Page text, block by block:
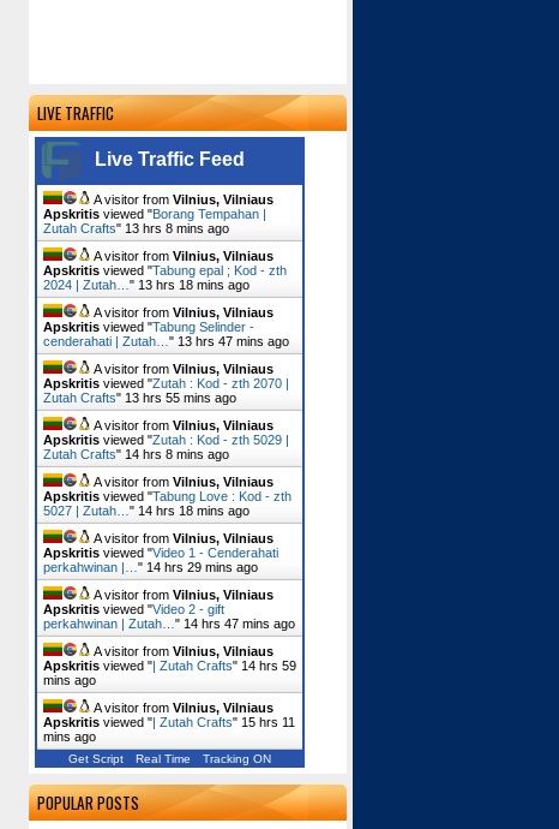
LIVE TRAFFIC
Live Traffic Feed
A visitor from Vilnius, Vilniaus
Apskritis viewed "Borang Tempahan |
Zutah Crafts" 13 hrs 8 mins ago
A visitor from Vilnius, Vilniaus
Apskritis viewed "Tabung epal ; Kod - zth
2024 | Zutah… " 13 hrs 18 mins ago
A visitor from Vilnius, Vilniaus
Apskritis viewed "Tabung Selinder -
cenderahati | Zutah… " 13 hrs 47 mins ago
A visitor from Vilnius, Vilniaus
Apskritis viewed "Zutah : Kod - zth 2070 |
Zutah Crafts" 13 hrs 55 mins ago
A visitor from Vilnius, Vilniaus
Apskritis viewed "Zutah : Kod - zth 5029 |
Zutah Crafts" 14 hrs 8 mins ago
A visitor from Vilnius, Vilniaus
Apskritis viewed "Tabung Love : Kod - zth
5027 | Zutah… " 14 hrs 18 mins ago
A visitor from Vilnius, Vilniaus
Apskritis viewed "Video 1 - Cenderahati
perkahwinan |… " 14 hrs 29 mins ago
A visitor from Vilnius, Vilniaus
Apskritis viewed "Video 2 - gift
perkahwinan | Zutah… " 14 hrs 47 mins ago
A visitor from Vilnius, Vilniaus
Apskritis viewed "| Zutah Crafts" 14 hrs 59
mins ago
A visitor from Vilnius, Vilniaus
Apskritis viewed "| Zutah Crafts" 15 hrs 11
mins ago
Get Script Real Time Tracking ON
POPULAR POSTS